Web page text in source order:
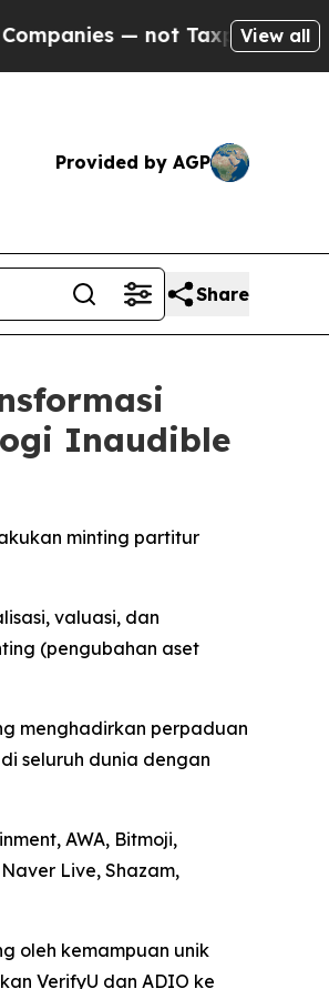
Taxpayers — the Chance
View all
Provided by AGP
Share
Inaudible
minting partitur
valuasi, dan
(pengubahan aset
menghadirkan perpaduan
seluruh dunia dengan
AWA, Bitmoji,
Live, Shazam,
oleh kemampuan unik
VerifyU dan ADIO ke